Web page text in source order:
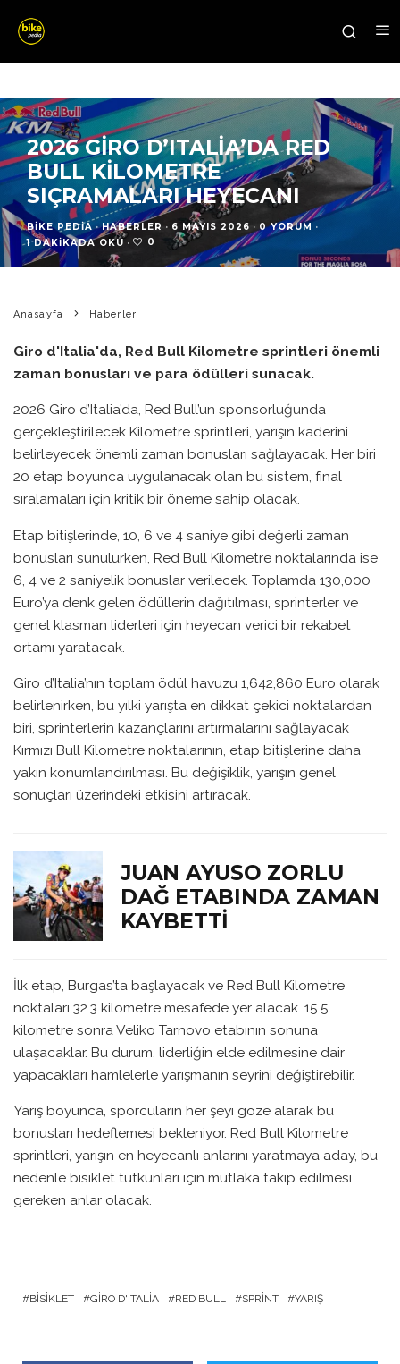
2026 GIRO D’ITALIA’DA RED
BULL KILOMETRE
SIÇRAMALARI HEYECANI
BIKE PEDIA · HABERLER · 6 MAYIS 2026 · 0 YORUM ·
1 DAKIKADA OKU · 0
Anasayfa Haberler
Giro d'Italia'da, Red Bull Kilometre sprintleri önemli
zaman bonusları ve para ödülleri sunacak.
2026 Giro d’Italia’da, Red Bull’un sponsorluğunda
gerçekleştirilecek Kilometre sprintleri, yarışın kaderini
belirleyecek önemli zaman bonusları sağlayacak. Her biri
20 etap boyunca uygulanacak olan bu sistem, final
sıralamaları için kritik bir öneme sahip olacak.
Etap bitişlerinde, 10, 6 ve 4 saniye gibi değerli zaman
bonusları sunulurken, Red Bull Kilometre noktalarında ise
6, 4 ve 2 saniyelik bonuslar verilecek. Toplamda 130,000
Euro’ya denk gelen ödüllerin dağıtılması, sprinterler ve
genel klasman liderleri için heyecan verici bir rekabet
ortamı yaratacak.
Giro d’Italia’nın toplam ödül havuzu 1,642,860 Euro olarak
belirlenirken, bu yılki yarışta en dikkat çekici noktalardan
biri, sprinterlerin kazançlarını artırmalarını sağlayacak
Kırmızı Bull Kilometre noktalarının, etap bitişlerine daha
yakın konumlandırılması. Bu değişiklik, yarışın genel
sonuçları üzerindeki etkisini artıracak.
JUAN AYUSO ZORLU
DAĞ ETABINDA ZAMAN
KAYBETTI
İlk etap, Burgas’ta başlayacak ve Red Bull Kilometre
noktaları 32.3 kilometre mesafede yer alacak. 15.5
kilometre sonra Veliko Tarnovo etabının sonuna
ulaşacaklar. Bu durum, liderliğin elde edilmesine dair
yapacakları hamlelerle yarışmanın seyrini değiştirebilir.
Yarış boyunca, sporcuların her şeyi göze alarak bu
bonusları hedeflemesi bekleniyor. Red Bull Kilometre
sprintleri, yarışın en heyecanlı anlarını yaratmaya aday, bu
nedenle bisiklet tutkunları için mutlaka takip edilmesi
gereken anlar olacak.
BISIKLET GIRO D'ITALIA RED BULL SPRINT YARIŞ